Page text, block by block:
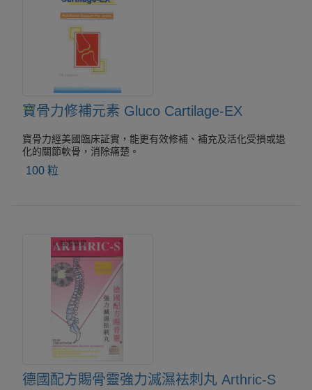
寶骨力修補元素 Gluco Cartilage-EX
寶骨力經美國臨床証實，能更有效修補、補充及活化受損或退
化的關節軟骨，消除痛楚。
100 粒
德國配方賜骨靈強力滅濕袪刺丸 Arthric-S